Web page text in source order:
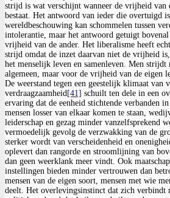
strijd is wat verschijnt wanneer de vrijheid van
bestaat. Het antwoord van ieder die overtuigd
wereldbeschouwing kan schommelen tussen
intolerantie, maar het antwoord getuigt bovenal
vrijheid van de ander. Het liberalisme heeft
strijd omdat de inzet daarvan niet de vrijheid
het menselijk leven en samenleven. Men
algemeen, maar voor de vrijheid van de eigen
De weerstand tegen een geestelijk klimaat van
verdraagzaamheid[41] schuilt ten dele in een
ervaring dat de eenheid stichtende verbanden
mensen losser van elkaar komen te staan,
leiderschap en gezag minder vanzelfsprekend
vermoedelijk gevolg de verzwakking van de
sterker wordt van verscheidenheid en
oplevert dan rangorde en stroomlijning van
dan geen weerklank meer vindt. Ook
instellingen bieden minder vertrouwen dan
mensen van de eigen soort, mensen met wie
deelt. Het overlevingsinstinct dat zich verbindt